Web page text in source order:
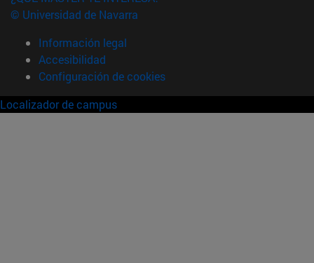
© Universidad de Navarra
Información legal
Accesibilidad
Configuración de cookies
Localizador de campus